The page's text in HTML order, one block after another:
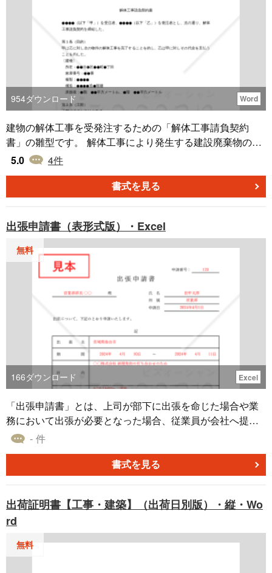
954ダウンロード Word
建物の解体工事を受発注するための「解体工事請負契約
書」の雛型です。 解体工事により発生する建設廃棄物の処
理費用を、請負代金に含めておりますので、受注者が負担
用いただければと存じます。 2020年4月1日施行の改正民法
対応版です。 ※ ユーザー様ご指摘の「危険負担条項」を
振込）」「機密保持義務」「反社会的勢力の排除」「調停
で解決しない場合の合意管轄」について追加いたしまし
た。 ※ ユーザー様から追加でご質問ありました「第１１
条（担保責任）」ですが、改正民法上の規制としては契約
不適合責任という文言になっており買主が契約不適合を知
った時から1年以内に「通知」すればOKとなっています。
（民法566条）したがって、改正民法に則ってしまうと「知
った時から１年以内」であり事実上、上限期間なく責任を
負い続けることとなってしまうため、本書式では１０年と
しています。契約により期間の短縮は可能ですので、更に
本書式を改訂し、期間については●年と変更しました。ご希
望の年数を入力し、ご活用頂ければと存じます。（なお
「契約不適合」という文言は一般的に認知されておらず、
また改正民法に則ると解釈される可能性を排除するため、
あえて「担保責任」の用語を使用しています。） 〔条文タ
イトル〕 第１条（目的） 第２条（工期） 第３条（代金）
第４条（受注者の負担） 第５条（内容の追加及び変更） 第
６条（危険負担） 第７条（第三者等への損害） 第８条（完
除） 第１１条（担保責任） 第１２条（紛争解決） 第１３
条（機密保持） 第１４条（反社会的勢力の排除）
5.0 4件
書式を見る
出張申請書（表形式版）・Excel
無料
166ダウンロード Excel
「出張申請書」とは、上司が部下に出張を命じた場合や業
務において出張が必要となった場合、従業員が会社へ提出
する書類のことであり、「出張届」とも呼ばれています。
事前に提出する必要があります。 出張申請書を作成する主
な目的として、「不正防止のため」と「税務監査における
容を明確にし、余計な費用の計上やカラ出張のような不正
を防ぐことが可能です。 また、税務監査において正式に承
認された出張ではないと判断された場合には、出張費は経
費とは認められません。しかし、出張申請書が提出されて
- 件
書式を見る
出荷証明書【工事・建築】（出荷日別版）・縦・Wo
rd
無料